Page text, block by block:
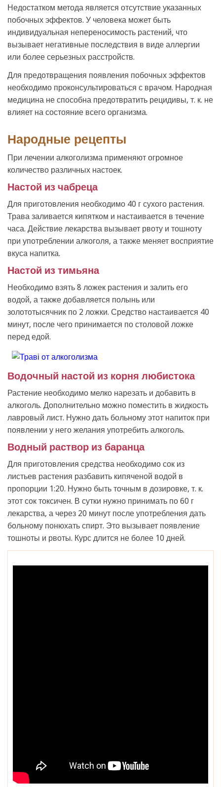
Недостатком метода является отсутствие указанных
побочных эффектов. У человека может быть
индивидуальная непереносимость растений, что
вызывает негативные последствия в виде аллергии
или более серьезных расстройств.
Для предотвращения появления побочных эффектов
необходимо проконсультироваться с врачом. Народная
медицина не способна предотвратить рецидивы, т. к. не
влияет на состояние всего организма.
Народные рецепты
При лечении алкоголизма применяют огромное
количество различных настоек.
Настой из чабреца
Для приготовления необходимо 40 г сухого растения.
Трава заливается кипятком и настаивается в течение
часа. Действие лекарства вызывает рвоту и тошноту
при употреблении алкоголя, а также меняет восприятие
вкуса напитка.
Настой из тимьяна
Необходимо взять 8 ложек растения и залить его
водой, а также добавляется полынь или
золототысячник по 2 ложки. Средство настаивается 40
минут, после чего принимается по столовой ложке
перед едой.
Водочный настой из корня любистока
Растение необходимо мелко нарезать и добавить в
алкоголь. Дополнительно можно поместить в жидкость
лавровый лист. Нужно дать больному этот напиток при
появлении у него желания употребить алкоголь.
Водный раствор из баранца
Для приготовления средства необходимо сок из
листьев растения разбавить кипяченой водой в
пропорции 1:20. Нужно быть точным в дозировке, т. к.
этот сок токсичен. В сутки нужно принимать по 60 г
лекарства, а через 20 минут после употребления дать
больному понюхать спирт. Это вызывает появление
тошноты и рвоты. Курс длится не более 10 дней.